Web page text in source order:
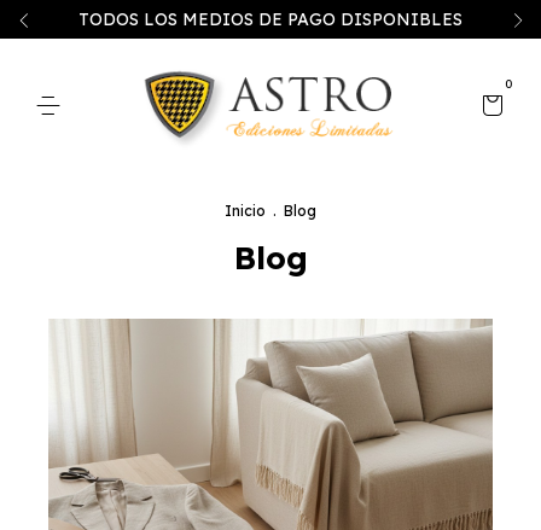
TODOS LOS MEDIOS DE PAGO DISPONIBLES
0
Inicio . Blog
Blog